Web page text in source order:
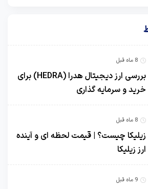
8 ماه قبل
بررسی ارز دیجیتال هدرا (HEDRA) برای
خرید و سرمایه گذاری
8 ماه قبل
زیلیکا چیست؟ | قیمت لحظه ای و آینده
ارز زیلیکا
9 ماه قبل